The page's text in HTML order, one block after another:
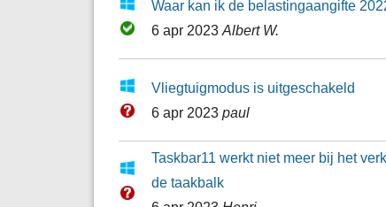
Waar kan ik de belastingaangifte
6 apr 2023 Albert W.
Vliegtuigmodus is uitgeschakeld
6 apr 2023 paul
Taskbar11 werkt niet meer bij het
de taakbalk